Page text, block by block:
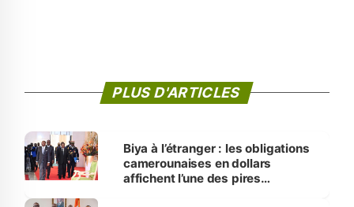
PLUS D'ARTICLES
Biya à l’étranger : les obligations
camerounaises en dollars
affichent l’une des pires